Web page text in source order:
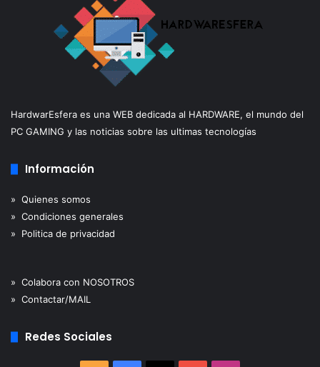
HardwarEsfera es una WEB dedicada al HARDWARE, el mundo del
PC GAMING y las noticias sobre las ultimas tecnologías
Información
» Quienes somos
» Condiciones generales
» Politica de privacidad
» Colabora con NOSOTROS
» Contactar/MAIL
Redes Sociales